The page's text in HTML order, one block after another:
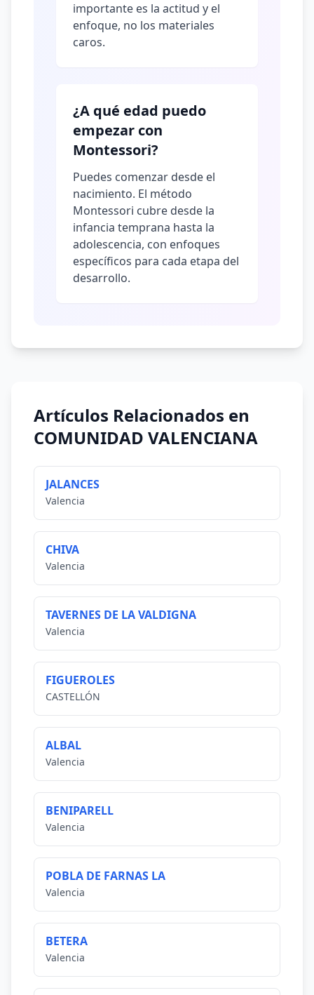
importante es la actitud y el
enfoque, no los materiales
caros.
¿A qué edad puedo
empezar con
Montessori?
Puedes comenzar desde el
nacimiento. El método
Montessori cubre desde la
infancia temprana hasta la
adolescencia, con enfoques
específicos para cada etapa del
desarrollo.
Artículos Relacionados en
COMUNIDAD VALENCIANA
JALANCES
Valencia
CHIVA
Valencia
TAVERNES DE LA VALDIGNA
Valencia
FIGUEROLES
CASTELLÓN
ALBAL
Valencia
BENIPARELL
Valencia
POBLA DE FARNAS LA
Valencia
BETERA
Valencia